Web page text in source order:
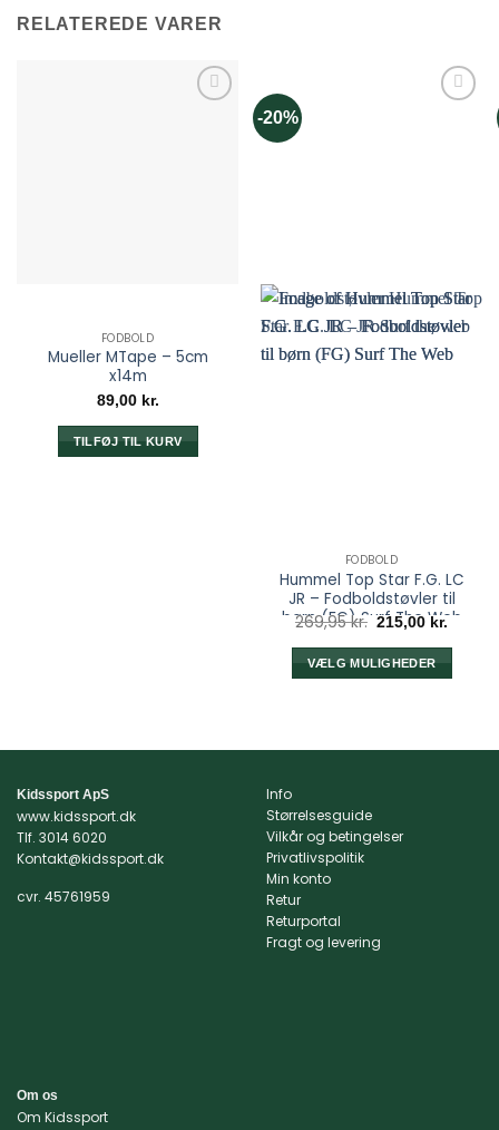
flere
Mulighederne
RELATEREDE VARER
FODBOLD
Mueller MTape – 5cm
x14m
89,00 kr.
TILFØJ TIL KURV
-20%
FODBOLD
Hummel Top Star F.G. LC
JR – Fodboldstøvler til
børn (FG) Surf The Web
269,95kr. Den
oprindelige
pris
var:
269,95 kr..
215,00 kr.Den
pris
215,00
VÆLG MULIGHEDER
kan
Kidssport ApS
www.kidssport.dk
Tlf. 3014 6020
Kontakt@kidssport.dk
cvr. 45761959
Info
Størrelsesguide
Vilkår og betingelser
Privatlivspolitik
Min konto
Retur
Returportal
Fragt og levering
Om os
Om Kidssport